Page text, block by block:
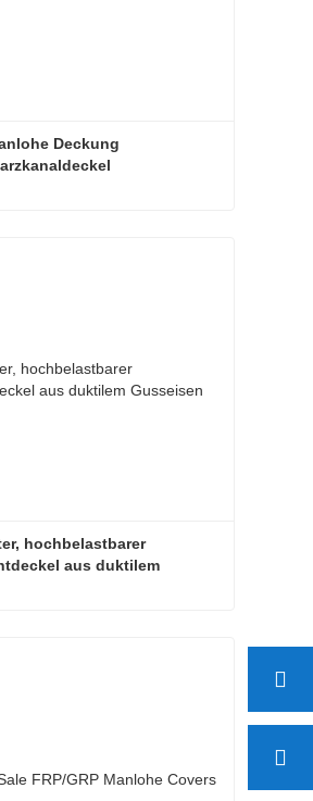
Deckung
hochbelastbarer
aus duktilem